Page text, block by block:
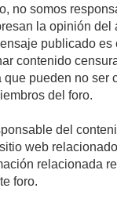
no somos
la opinión
publicado
contenido
que pueden no
del foro.
del
web
relacionada
foro.